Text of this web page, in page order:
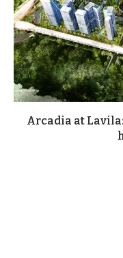
Arcadia at